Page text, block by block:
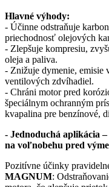
Hlavné výhody:
- Účinne odstraňuje
priechodnosť olejových
- Zlepšuje kompresiu,
oleja a paliva.
- Znižuje dymenie,
ventilových zdvíhadiel.
- Chráni motor pred
špeciálnym ochranným
kvapalina pre benzínové,
- Jednoduchá aplikácia
na voľnobehu pred
Pozitívne účinky
MAGNUM: